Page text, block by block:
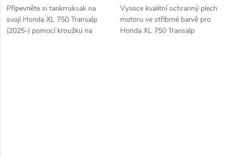
Připevněte si tankrruksak na
svojí Honda XL 750 Transalp
(2025-) pomocí kroužku na
Vysoce kvalitní ochranný plech
motoru ve stříbrné barvě pro
Honda XL 750 Transalp